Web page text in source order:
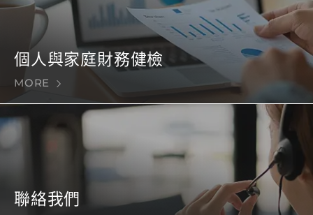
個人與家庭財務健檢
MORE
聯絡我們